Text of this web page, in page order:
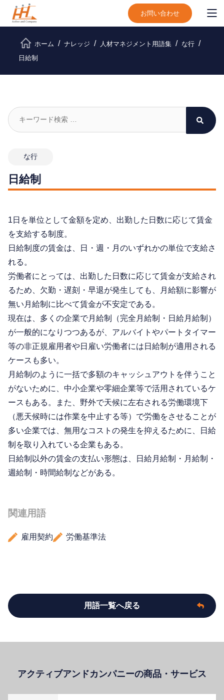
お問い合わせ
ホーム ナレッジ 人材マネジメント用語集
な行
日給制
な行
日給制
1日を単位として金額を定め、出勤した日数に応じて賃金
を支給する制度。
日給制度の賃金は、日・週・月のいずれかの単位で支給さ
れる。
労働者にとっては、出勤した日数に応じて賃金が支給され
るため、欠勤・遅刻・早退が発生しても、月給額に影響が
無い月給制に比べて賃金が不安定である。
現在は、多くの企業で月給制（完全月給制・日給月給制）
が一般的になりつつあるが、アルバイトやパートタイマー
等の非正規雇用者や日雇い労働者には日給制が適用される
ケースも多い。
月給制のように一括で多額のキャッシュアウトを伴うこと
がないために、中小企業や零細企業等で活用されているケ
ースもある。また、野外で天候に左右される労働環境下
（悪天候時には作業を中止する等）で労働をさせることが
多い企業では、無用なコストの発生を抑えるために、日給
制を取り入れている企業もある。
日給制以外の賃金の支払い形態は、日給月給制・月給制・
週給制・時間給制などがある。
関連用語
雇用契約 労働基準法
用語一覧へ戻る
アクティブアンドカンパニーの商品・サービス